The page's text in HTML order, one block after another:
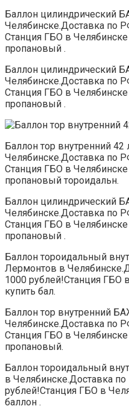
Баллон цилиндрический
Челябинске.Доставка по
Станция ГБО в Челябинске
пропановый .
Баллон цилиндрический
Челябинске.Доставка по
Станция ГБО в Челябинске
пропановый .
Баллон тор внутренний 42
Челябинске.Доставка по
Станция ГБО в Челябинске
пропановый тороидальн.
Баллон цилиндрический
Челябинске.Доставка по
Станция ГБО в Челябинске
пропановый .
Баллон тороидальный
Лермонтов в
1000 рублей!Станция ГБО
купить бал.
Баллон тор внутренний
Челябинске.Доставка по
Станция ГБО в Челябинске
пропановый.
Баллон тороидальный
в Челябинске.Доставка
рублей!Станция ГБО в
баллон .